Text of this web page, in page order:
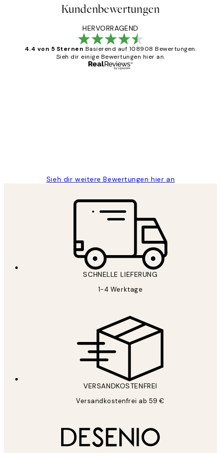
Kundenbewertungen
HERVORRAGEND
4.4 von 5 Sternen Basierend auf 108908 Bewertungen.
Sieh dir einige Bewertungen hier an.
Sieh dir weitere Bewertungen hier an
SCHNELLE LIEFERUNG
1-4 Werktage
VERSANDKOSTENFREI
Versandkostenfrei ab 59 €